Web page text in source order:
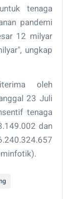
tenaga
pandemi
12 milyar
ungkap
oleh
23 Juli
tenaga
dan